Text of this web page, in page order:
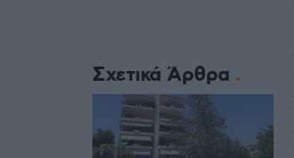
Σχετικά Άρθρα